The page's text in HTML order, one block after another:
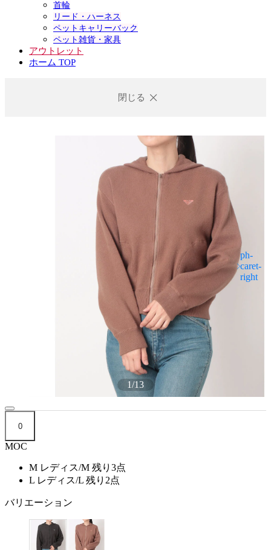
首輪
リード・ハーネス
ペットキャリーバック
ペット雑貨・家具
アウトレット
ホーム TOP
閉じる
1/13
0
MOC
M レディス/M 残り3点
L レディス/L 残り2点
バリエーション